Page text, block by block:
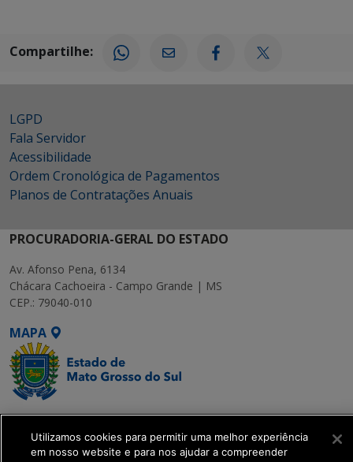
Compartilhe:
LGPD
Fala Servidor
Acessibilidade
Ordem Cronológica de Pagamentos
Planos de Contratações Anuais
PROCURADORIA-GERAL DO ESTADO
Av. Afonso Pena, 6134
Chácara Cachoeira - Campo Grande | MS
CEP.: 79040-010
MAPA
SETDIG | Secretaria-
Executiva de
Transformação Digital
Utilizamos cookies para permitir uma melhor experiência
em nosso website e para nos ajudar a compreender